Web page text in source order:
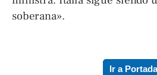
soberana».
Ir a Portada